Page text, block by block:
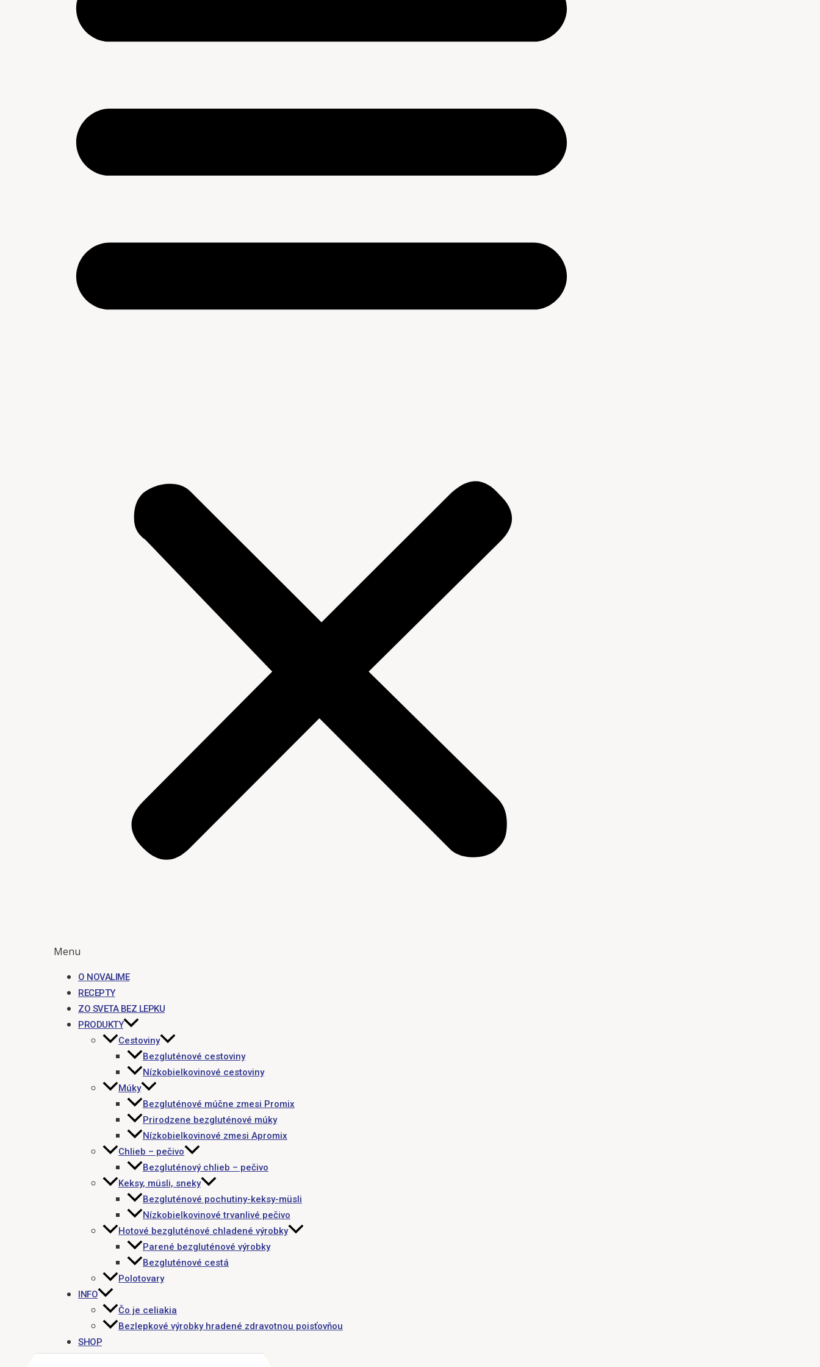
Menu
O NOVALIME
RECEPTY
ZO SVETA BEZ LEPKU
PRODUKTY
Cestoviny
Bezgluténové cestoviny
Nízkobielkovinové cestoviny
Múky
Bezgluténové múčne zmesi Promix
Prirodzene bezgluténové múky
Nízkobielkovinové zmesi Apromix
Chlieb – pečivo
Bezgluténový chlieb – pečivo
Keksy, müsli, sneky
Bezgluténové pochutiny-keksy-müsli
Nízkobielkovinové trvanlivé pečivo
Hotové bezgluténové chladené výrobky
Parené bezgluténové výrobky
Bezgluténové cestá
Polotovary
INFO
Čo je celiakia
Bezlepkové výrobky hradené zdravotnou poisťovňou
SHOP